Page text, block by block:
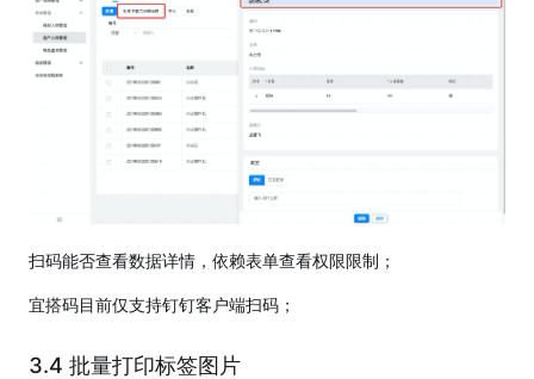
扫码能否查看数据详情，依赖表单查看权限限制；
宜搭码目前仅支持钉钉客户端扫码；
3.4 批量打印标签图片